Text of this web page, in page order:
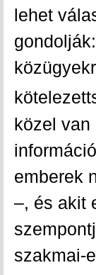
lehet
közel van
emberek
–, és akit
szakmai-